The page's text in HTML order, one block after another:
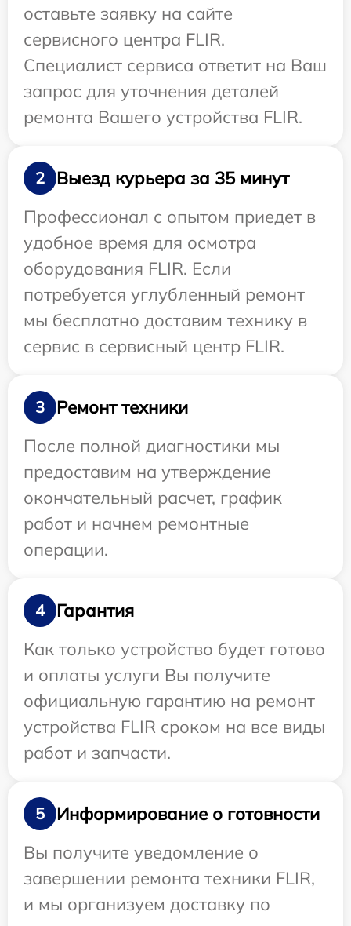
оставьте заявку на сайте
сервисного центра FLIR.
Специалист сервиса ответит на Ваш
запрос для уточнения деталей
ремонта Вашего устройства FLIR.
2
Выезд курьера за 35 минут
Профессионал с опытом приедет в
удобное время для осмотра
оборудования FLIR. Если
потребуется углубленный ремонт
мы бесплатно доставим технику в
сервис в сервисный центр FLIR.
3
Ремонт техники
После полной диагностики мы
предоставим на утверждение
окончательный расчет, график
работ и начнем ремонтные
операции.
4
Гарантия
Как только устройство будет готово
и оплаты услуги Вы получите
официальную гарантию на ремонт
устройства FLIR сроком на все виды
работ и запчасти.
5
Информирование о готовности
Вы получите уведомление о
завершении ремонта техники FLIR,
и мы организуем доставку по